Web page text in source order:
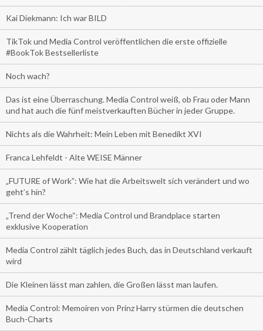
Kai Diekmann: Ich war BILD
TikTok und Media Control veröffentlichen die erste offizielle
#BookTok Bestsellerliste
Noch wach?
Das ist eine Überraschung. Media Control weiß, ob Frau oder Mann
und hat auch die fünf meistverkauften Bücher in jeder Gruppe.
Nichts als die Wahrheit: Mein Leben mit Benedikt XVI
Franca Lehfeldt - Alte WEISE Männer
„FUTURE of Work”: Wie hat die Arbeitswelt sich verändert und wo
geht’s hin?
„Trend der Woche“: Media Control und Brandplace starten
exklusive Kooperation
Media Control zählt täglich jedes Buch, das in Deutschland verkauft
wird
Die Kleinen lässt man zahlen, die Großen lässt man laufen.
Media Control: Memoiren von Prinz Harry stürmen die deutschen
Buch-Charts